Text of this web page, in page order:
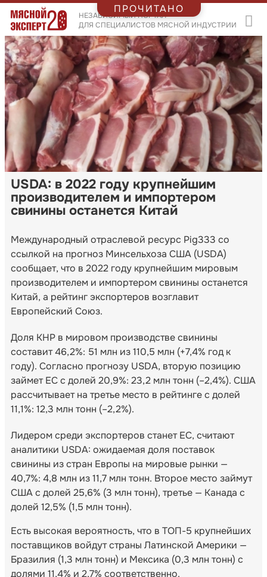
НЕЗАВИСИМЫЙ ПОРТАЛ
ДЛЯ СПЕЦИАЛИСТОВ МЯСНОЙ ИНДУСТРИИ
USDA: в 2022 году крупнейшим
производителем и импортером
свинины останется Китай
Международный отраслевой ресурс Pig333 со
ссылкой на прогноз Минсельхоза США (USDA)
сообщает, что в 2022 году крупнейшим мировым
производителем и импортером свинины останется
Китай, а рейтинг экспортеров возглавит
Европейский Союз.
Доля КНР в мировом производстве свинины
составит 46,2%: 51 млн из 110,5 млн (+7,4% год к
году). Согласно прогнозу USDA, вторую позицию
займет ЕС с долей 20,9%: 23,2 млн тонн (–2,4%). США
рассчитывает на третье место в рейтинге с долей
11,1%: 12,3 млн тонн (–2,2%).
Лидером среди экспортеров станет ЕС, считают
аналитики USDA: ожидаемая доля поставок
свинины из стран Европы на мировые рынки —
40,7%: 4,8 млн из 11,7 млн тонн. Второе место займут
США с долей 25,6% (3 млн тонн), третье — Канада с
долей 12,5% (1,5 млн тонн).
Есть высокая вероятность, что в ТОП-5 крупнейших
поставщиков войдут страны Латинской Америки —
Бразилия (1,3 млн тонн) и Мексика (0,3 млн тонн) с
долями 11,4% и 2,7% соответственно.
ПРОЧИТАНО